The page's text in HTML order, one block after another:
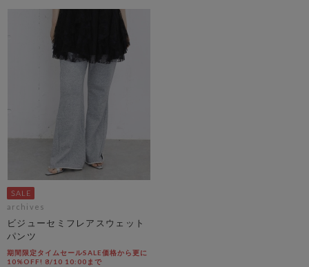
archives
ビジューセミフレアスウェット
パンツ
期間限定タイムセールSALE価格から更に
10%OFF! 8/10 10:00まで